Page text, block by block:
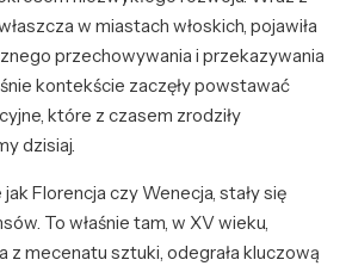
w miastach włoskich, pojawiła
przechowywania i przekazywania
kontekście zaczęły powstawać
które z czasem zrodziły
dzisiaj.
Florencja czy Wenecja, stały się
To właśnie tam, w XV wieku,
z mecenatu sztuki, odegrała kluczową